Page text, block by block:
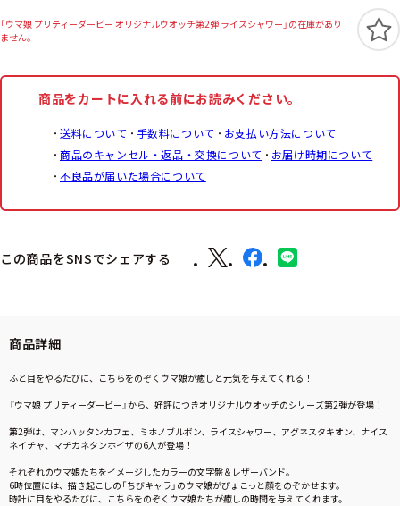
「ウマ娘 プリティーダービー オリジナルウオッチ第2弾 ライスシャワー」の在庫があり
ません。
商品をカートに入れる前にお読みください。
送料について 手数料について
お支払い方法について
商品のキャンセル・返品・交換について
お届け時期について
不良品が届いた場合について
この商品をSNSでシェアする
商品詳細
ふと目をやるたびに、こちらをのぞくウマ娘が癒しと元気を与えてくれる！
『ウマ娘 プリティーダービー』から、好評につきオリジナルウオッチのシリーズ第2弾が登場！
第2弾は、マンハッタンカフェ、ミホノブルボン、ライスシャワー、アグネスタキオン、ナイス
ネイチャ、マチカネタンホイザの6人が登場！
それぞれのウマ娘たちをイメージしたカラーの文字盤＆レザーバンド。
6時位置には、描き起こしの「ちびキャラ」のウマ娘がぴょこっと顔をのぞかせます。
時計に目をやるたびに、こちらをのぞくウマ娘たちが癒しの時間を与えてくれます。